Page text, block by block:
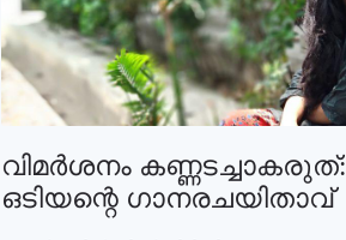
വിമര്‍ശനം കണ്ണടച്ചാകരുത്:
ഒടിയന്റെ ഗാനരചയിതാവ്